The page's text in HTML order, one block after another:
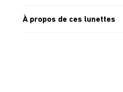
À propos de ces lunettes